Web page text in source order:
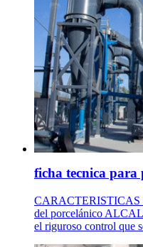
ficha tecnica
CARACTERISTICAS
del porcelánico
el riguroso control que